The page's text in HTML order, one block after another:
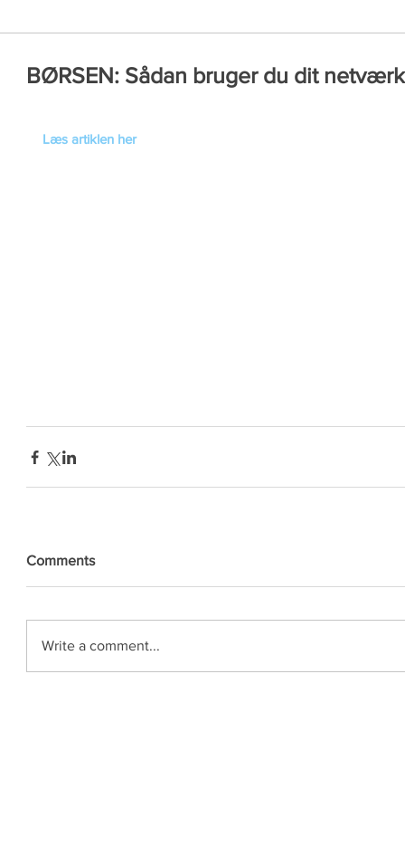
BØRSEN: Sådan bruger du dit
Læs artiklen her
Comments
Write a comment...